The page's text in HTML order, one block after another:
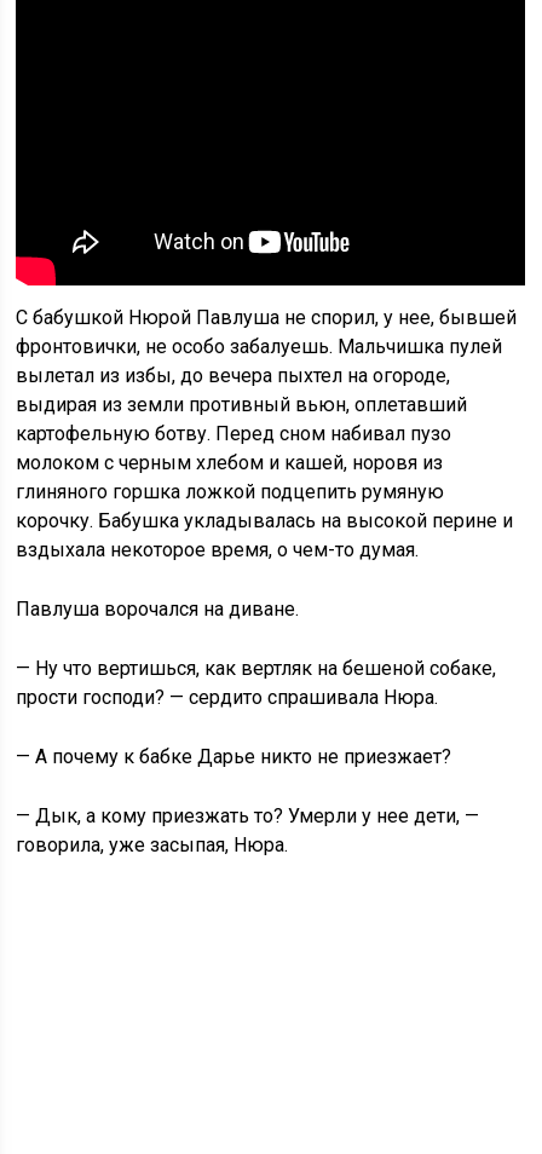
С бабушкой Нюрой Павлуша не спорил, у нее, бывшей
фронтовички, не особо забалуешь. Мальчишка пулей
вылетал из избы, до вечера пыхтел на огороде,
выдирая из земли противный вьюн, оплетавший
картофельную ботву. Перед сном набивал пузо
молоком с черным хлебом и кашей, норовя из
глиняного горшка ложкой подцепить румяную
корочку. Бабушка укладывалась на высокой перине и
вздыхала некоторое время, о чем-то думая.
Павлуша ворочался на диване.
— Ну что вертишься, как вертляк на бешеной собаке,
прости господи? — сердито спрашивала Нюра.
— А почему к бабке Дарье никто не приезжает?
— Дык, а кому приезжать то? Умерли у нее дети, —
говорила, уже засыпая, Нюра.